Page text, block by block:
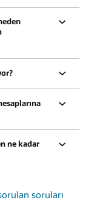
ne kadar
soruları